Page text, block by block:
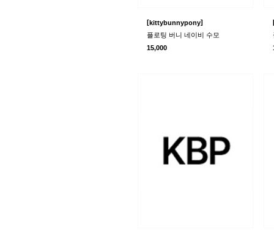
[kittybunnypony]
플로팅 버니 네이비 수모
15,000